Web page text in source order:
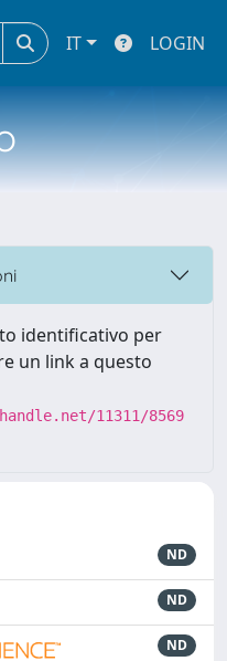
IT LOGIN
identificativo per
un link a questo
11311/8569
ND
ND
ND